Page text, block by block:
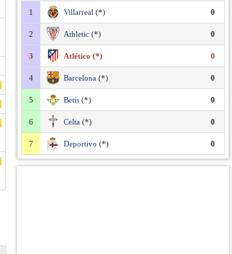
1 Villarreal (*) 0
2 Athletic (*) 0
3 Atlético (*) 0
4 Barcelona (*) 0
5 Betis (*) 0
6 Celta (*) 0
7 Deportivo (*) 0